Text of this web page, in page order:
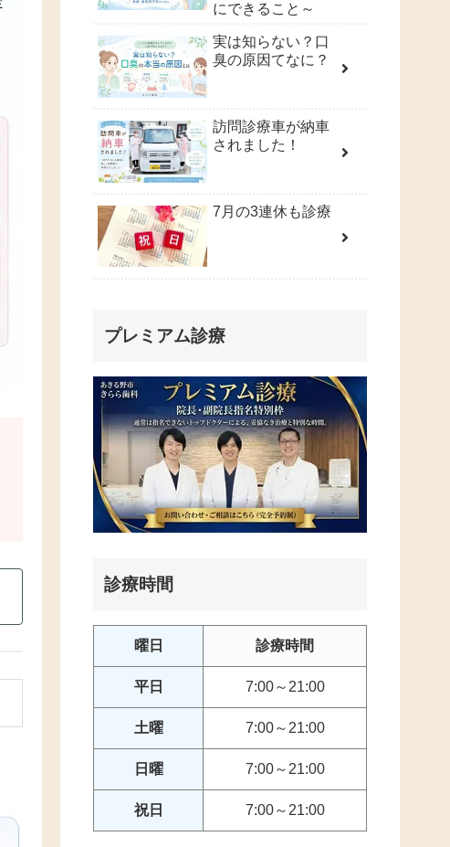
にできること～
実は知らない？口
臭の原因てなに？
訪問診療車が納車
されました！
7月の3連休も診療
プレミアム診療
診療時間
曜日 診療時間
平日 7:00～21:00
土曜 7:00～21:00
日曜 7:00～21:00
祝日 7:00～21:00